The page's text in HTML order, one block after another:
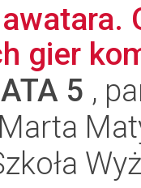
gier
5 ,